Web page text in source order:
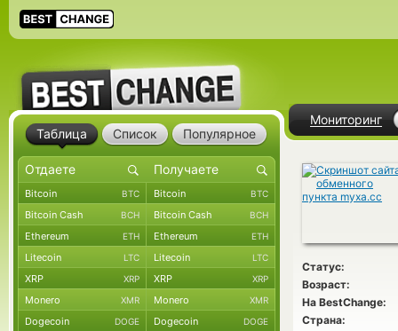
Мониторинг
Статус:
Возраст:
На BestChange:
Страна:
Таблица Список Популярное
Bitcoin BTC Bitcoin BTC
Bitcoin Cash BCH Bitcoin Cash BCH
Ethereum ETH Ethereum ETH
Litecoin LTC Litecoin LTC
XRP XRP XRP XRP
Monero XMR Monero XMR
Dogecoin DOGE Dogecoin DOGE